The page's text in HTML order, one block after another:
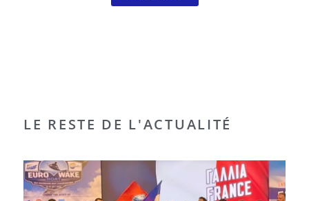
LE RESTE DE L'ACTUALITÉ